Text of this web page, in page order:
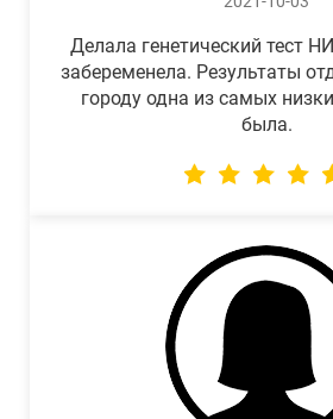
Делала генетический тест
забеременела. Результаты
городу одна из самых
была.